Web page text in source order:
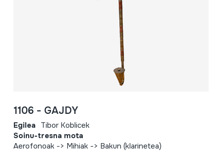
1106 - GAJDY
Egilea Tibor Koblicek
Soinu-tresna mota
Aerofonoak -> Mihiak -> Bakun (klarinetea)